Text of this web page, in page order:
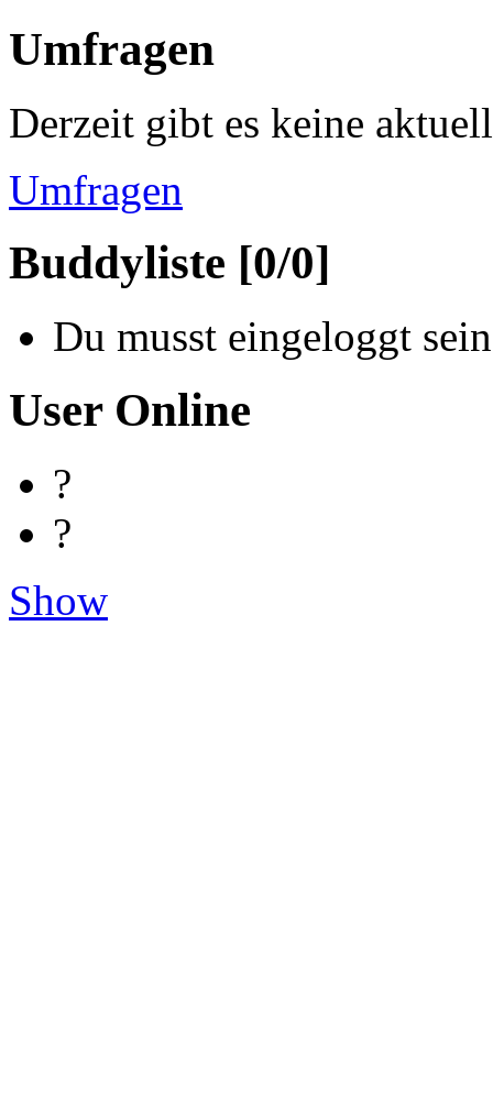
Umfragen
Derzeit gibt es keine
Umfragen
Buddyliste [0/0]
Du musst eingeloggt
User Online
?
?
Show